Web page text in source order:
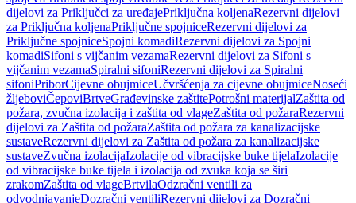
dijelovi za Priključci za uređajePriključna koljenaRezervni dijelovi
za Priključna koljenaPriključne spojniceRezervni dijelovi za
Priključne spojniceSpojni komadiRezervni dijelovi za Spojni
komadiSifoni s vijčanim vezamaRezervni dijelovi za Sifoni s
vijčanim vezamaSpiralni sifoniRezervni dijelovi za Spiralni
sifoniPriborCijevne obujmiceUčvršćenja za cijevne obujmiceNoseći
žljeboviČepoviBrtveGrađevinske zaštitePotrošni materijalZaštita od
požara, zvučna izolacija i zaštita od vlageZaštita od požaraRezervni
dijelovi za Zaštita od požaraZaštita od požara za kanalizacijske
sustaveRezervni dijelovi za Zaštita od požara za kanalizacijske
sustaveZvučna izolacijaIzolacije od vibracijske buke tijelaIzolacije
od vibracijske buke tijela i izolacija od zvuka koja se širi
zrakomZaštita od vlageBrtvilaOdzračni ventili za
odvodnjavanjeDozračni ventiliRezervni dijelovi za Dozračni